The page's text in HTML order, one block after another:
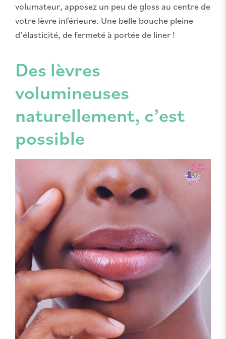
volumateur, apposez un peu de gloss au centre de
votre lèvre inférieure. Une belle bouche pleine
d’élasticité, de fermeté à portée de liner !
Des lèvres
volumineuses
naturellement, c’est
possible